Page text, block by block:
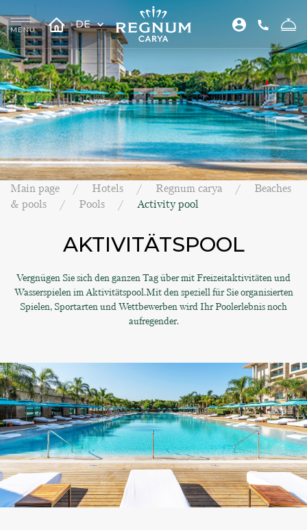
DE
Main page Hotels Regnum carya
Beaches
& pools
Pools Activity pool
AKTIVITÄTSPOOL
Vergnügen Sie sich den ganzen Tag über mit Freizeitaktivitäten und
Wasserspielen im Aktivitätspool.Mit den speziell für Sie organisierten
Spielen, Sportarten und Wettbewerben wird Ihr Poolerlebnis noch
aufregender.